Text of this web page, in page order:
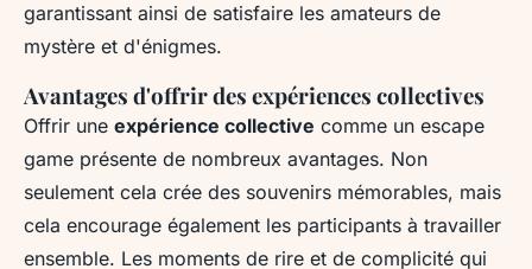
garantissant ainsi de satisfaire les amateurs de
mystère et d'énigmes.
Avantages d'offrir des expériences collectives
Offrir une expérience collective comme un escape
game présente de nombreux avantages. Non
seulement cela crée des souvenirs mémorables, mais
cela encourage également les participants à travailler
ensemble. Les moments de rire et de complicité qui